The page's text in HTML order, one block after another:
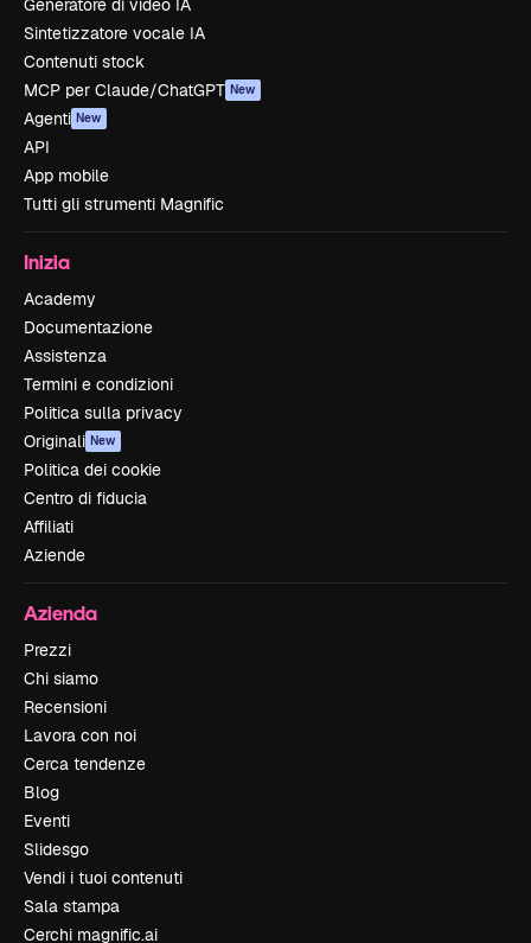
Generatore di video IA
Sintetizzatore vocale IA
Contenuti stock
MCP per Claude/ChatGPT New
Agenti New
API
App mobile
Tutti gli strumenti Magnific
Inizia
Academy
Documentazione
Assistenza
Termini e condizioni
Politica sulla privacy
Originali New
Politica dei cookie
Centro di fiducia
Affiliati
Aziende
Azienda
Prezzi
Chi siamo
Recensioni
Lavora con noi
Cerca tendenze
Blog
Eventi
Slidesgo
Vendi i tuoi contenuti
Sala stampa
Cerchi magnific.ai